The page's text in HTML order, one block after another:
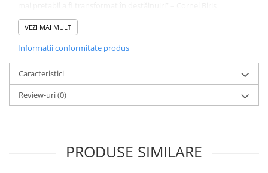
„Toate intervențiile mele în media sau în public au fost făcute din
dorința scoaterii adevărului la lumină, ținut cu strășnicie în
de intelligence” – Cornel Biriș
„E strigătul surd al unor suflete, umbre, fantome care și-au anulat
dreptul la identitate pentru ca poporului care i-a născut să-i fie
bine, mai bine” – Adrian Sârbu
„Astăzi, în această carte, Cornel Biriș ne spune: România, în noua
ei viață, liberă și democratică, nu are dreptul să-și înfrângă
VEZI MAI MULT
Informatii conformitate produs
Caracteristici
Review-uri(0)
PRODUSE SIMILARE